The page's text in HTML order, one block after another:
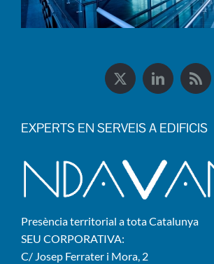
EXPERTS EN SERVEIS A EDIFICIS
Presència territorial a tota Catalunya
SEU CORPORATIVA:
C/ Josep Ferrater i Mora, 2